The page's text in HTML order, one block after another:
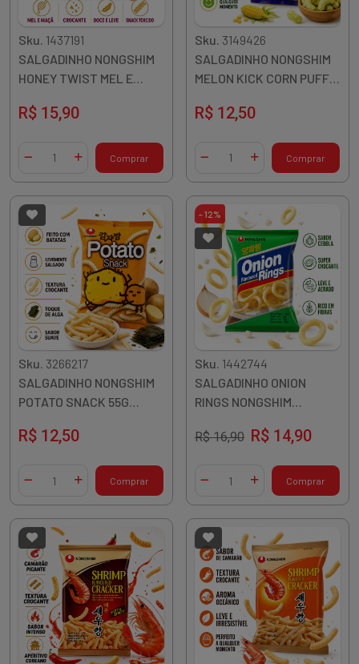
Sku. 1437191
SALGADINHO NONGSHIM
HONEY TWIST MEL E
R$ 15,90
Diminuir QuantidadeAdicionar Quantidade
Comprar
Sku. 3149426
SALGADINHO NONGSHIM
MELON KICK CORN PUFFS
R$ 12,50
Diminuir QuantidadeAdicionar Quantidade
Comprar
Sku. 3266217
SALGADINHO NONGSHIM
POTATO SNACK 55G
R$ 12,50
Diminuir QuantidadeAdicionar Quantidade
Comprar
- 12%
Sku. 1442744
SALGADINHO ONION
RINGS NONGSHIM
R$ 16,90 R$ 14,90
Diminuir QuantidadeAdicionar Quantidade
Comprar